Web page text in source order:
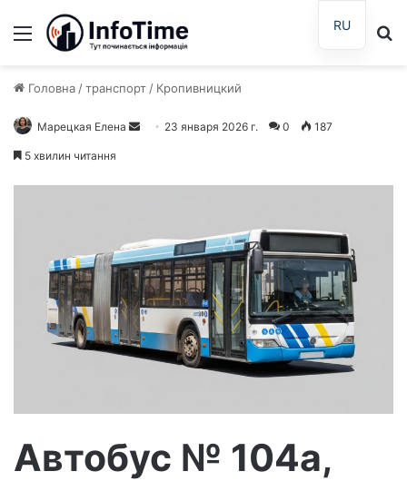
Меню
Головна /транспорт / Кропивницкий
Марецкая Елена
и
т
ь
п
и
23 января 2026 г. 0 187
5 хвилин читання
Автобус № 104а,
RU